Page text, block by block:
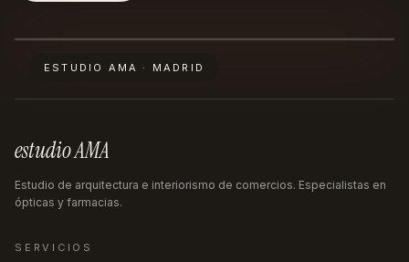
ESTUDIO AMA · MADRID
estudio AMA
Estudio de arquitectura e interiorismo de comercios. Especialistas en
ópticas y farmacias.
SERVICIOS